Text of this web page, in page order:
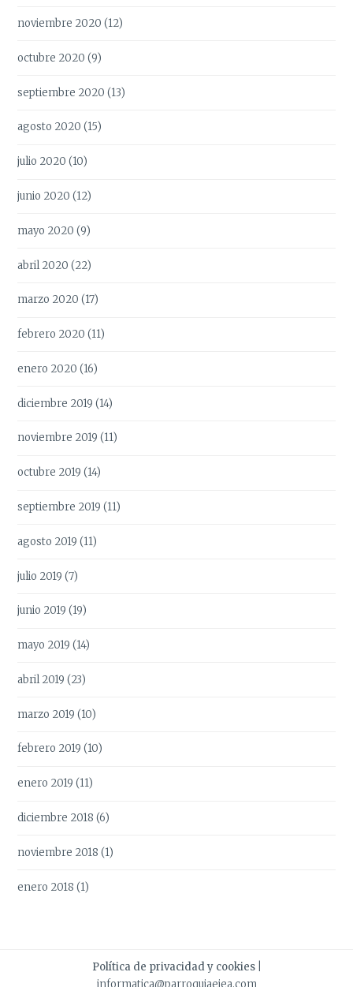
noviembre 2020 (12)
octubre 2020 (9)
septiembre 2020 (13)
agosto 2020 (15)
julio 2020 (10)
junio 2020 (12)
mayo 2020 (9)
abril 2020 (22)
marzo 2020 (17)
febrero 2020 (11)
enero 2020 (16)
diciembre 2019 (14)
noviembre 2019 (11)
octubre 2019 (14)
septiembre 2019 (11)
agosto 2019 (11)
julio 2019 (7)
junio 2019 (19)
mayo 2019 (14)
abril 2019 (23)
marzo 2019 (10)
febrero 2019 (10)
enero 2019 (11)
diciembre 2018 (6)
noviembre 2018 (1)
enero 2018 (1)
Política de privacidad y cookies
informatica@parroquiaejea.com